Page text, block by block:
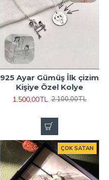
925 Ayar Gümüş İlk çizim
Kişiye Özel Kolye
1.500,00TL 2.100,00TL
ÇOK SATAN